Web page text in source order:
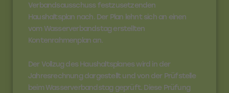
Verbandsausschuss festzusetzenden
Haushaltsplan nach. Der Plan lehnt sich an einen
vom Wasserverbandstag erstellten
Kontenrahmenplan an.
Der Vollzug des Haushaltsplanes wird in der
Jahresrechnung dargestellt und von der Prüfstelle
beim Wasserverbandstag geprüft. Diese Prüfung